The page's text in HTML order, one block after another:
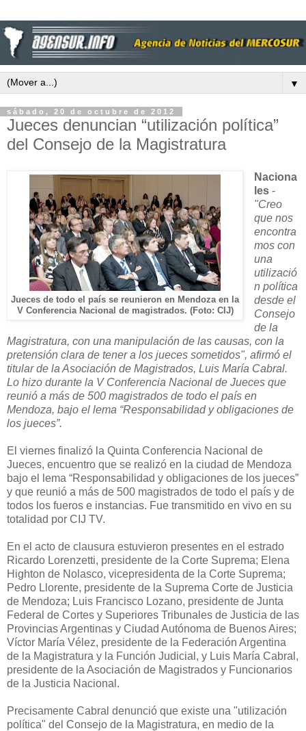
▼
sábado, 20 de octubre de 2012
Jueces denuncian “utilización política”
del Consejo de la Magistratura
Jueces de todo el país se reunieron en Mendoza en la
V Conferencia Nacional de magistrados. (Foto: CIJ)
Naciona
les -
"Creo
que nos
encontra
mos con
una
utilizació
n política
desde el
Consejo
de la
Magistratura, con una manipulación de las causas, con la
pretensión clara de tener a los jueces sometidos", afirmó el
titular de la Asociación de Magistrados, Luis María Cabral.
Lo hizo durante la V Conferencia Nacional de Jueces que
reunió a más de 500 magistrados de todo el país en
Mendoza, bajo el lema “Responsabilidad y obligaciones de
los jueces”.
El viernes finalizó la Quinta Conferencia Nacional de
Jueces, encuentro que se realizó en la ciudad de Mendoza
bajo el lema “Responsabilidad y obligaciones de los jueces”
y que reunió a más de 500 magistrados de todo el país y de
todos los fueros e instancias. Fue transmitido en vivo en su
totalidad por CIJ TV.
En el acto de clausura estuvieron presentes en el estrado
Ricardo Lorenzetti, presidente de la Corte Suprema; Elena
Highton de Nolasco, vicepresidenta de la Corte Suprema;
Pedro Llorente, presidente de la Suprema Corte de Justicia
de Mendoza; Luis Francisco Lozano, presidente de Junta
Federal de Cortes y Superiores Tribunales de Justicia de las
Provincias Argentinas y Ciudad Autónoma de Buenos Aires;
Víctor María Vélez, presidente de la Federación Argentina
de la Magistratura y la Función Judicial , y Luis María Cabral,
presidente de la Asociación de Magistrados y Funcionarios
de la Justicia Nacional.
Precisamente Cabral denunció que existe una "utilización
política" del Consejo de la Magistratura, en medio de la